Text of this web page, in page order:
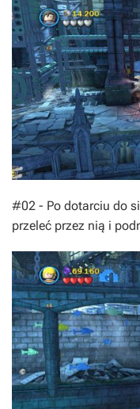
#02 - Po dotarciu do
przeleć przez nią i